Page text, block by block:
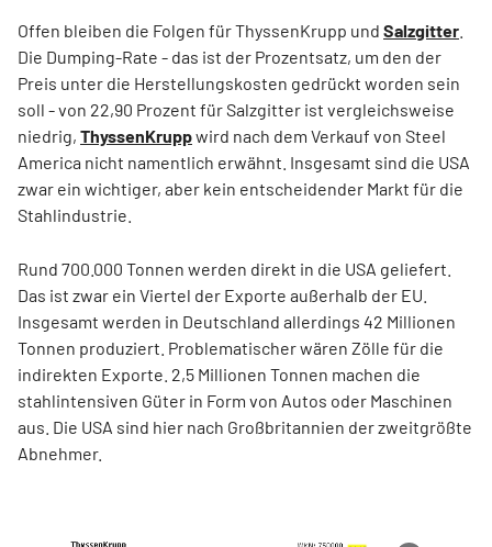
Offen bleiben die Folgen für ThyssenKrupp und Salzgitter
Die Dumping-Rate - das ist der Prozentsatz, um den der
Preis unter die Herstellungskosten gedrückt worden sein
soll - von 22,90 Prozent für Salzgitter ist vergleichsweise
niedrig, ThyssenKruppwird nach dem Verkauf von Steel
America nicht namentlich erwähnt. Insgesamt sind die USA
zwar ein wichtiger, aber kein entscheidender Markt für die
Stahlindustrie.
Rund 700.000 Tonnen werden direkt in die USA geliefert.
Das ist zwar ein Viertel der Exporte außerhalb der EU.
Insgesamt werden in Deutschland allerdings 42 Millionen
Tonnen produziert. Problematischer wären Zölle für die
indirekten Exporte. 2,5 Millionen Tonnen machen die
stahlintensiven Güter in Form von Autos oder Maschinen
aus. Die USA sind hier nach Großbritannien der zweitgrößte
Abnehmer.